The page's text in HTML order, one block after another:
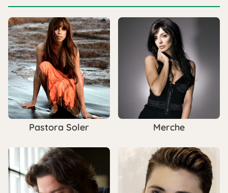
Pastora Soler Merche